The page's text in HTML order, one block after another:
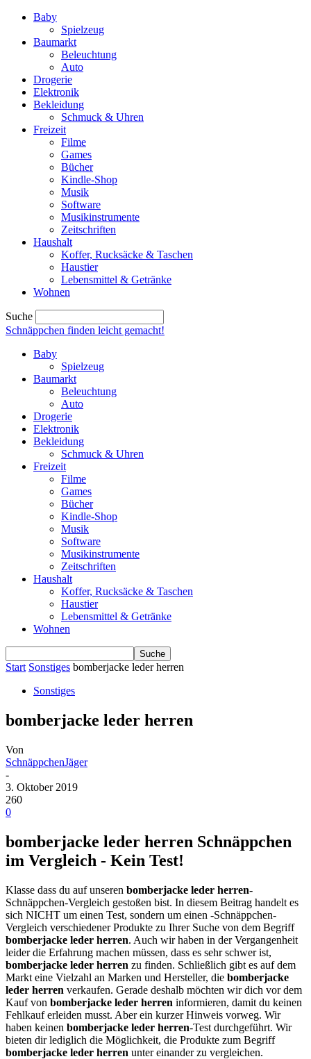
Baby
Spielzeug
Baumarkt
Beleuchtung
Auto
Drogerie
Elektronik
Bekleidung
Schmuck & Uhren
Freizeit
Filme
Games
Bücher
Kindle-Shop
Musik
Software
Musikinstrumente
Zeitschriften
Haushalt
Koffer, Rucksäcke & Taschen
Haustier
Lebensmittel & Getränke
Wohnen
Suche
Schnäppchen finden leicht gemacht!
Baby
Spielzeug
Baumarkt
Beleuchtung
Auto
Drogerie
Elektronik
Bekleidung
Schmuck & Uhren
Freizeit
Filme
Games
Bücher
Kindle-Shop
Musik
Software
Musikinstrumente
Zeitschriften
Haushalt
Koffer, Rucksäcke & Taschen
Haustier
Lebensmittel & Getränke
Wohnen
Start Sonstiges bomberjacke leder herren
Sonstiges
bomberjacke leder herren
Von
SchnäppchenJäger
-
3. Oktober 2019
260
0
bomberjacke leder herren Schnäppchen
im Vergleich - Kein Test!
Klasse dass du auf unseren bomberjacke leder herren-
Schnäppchen-Vergleich gestoßen bist. In diesem Beitrag handelt es
sich NICHT um einen Test, sondern um einen -Schnäppchen-
Vergleich verschiedener Produkte zu Ihrer Suche von dem Begriff
bomberjacke leder herren. Auch wir haben in der Vergangenheit
leider die Erfahrung machen müssen, dass es sehr schwer ist,
bomberjacke leder herren zu finden. Schließlich gibt es auf dem
Markt eine Vielzahl an Marken und Hersteller, die bomberjacke
leder herren verkaufen. Gerade deshalb möchten wir dich vor dem
Kauf von bomberjacke leder herren informieren, damit du keinen
Fehlkauf erleiden musst. Aber ein kurzer Hinweis vorweg. Wir
haben keinen bomberjacke leder herren-Test durchgeführt. Wir
bieten dir lediglich die Möglichkeit, die Produkte zum Begriff
bomberjacke leder herren unter einander zu vergleichen.